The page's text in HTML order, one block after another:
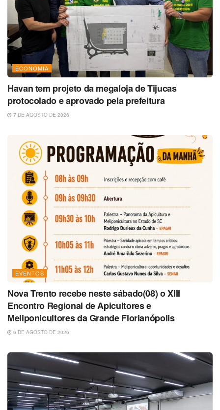
ECONOMIA
Havan tem projeto da megaloja de Tijucas
protocolado e aprovado pela prefeitura
7 DE AGOSTO DE 2026
EVENTOS
Nova Trento recebe neste sábado(08) o XIII
Encontro Regional de Apicultores e
Meliponicultores da Grande Florianópolis
6 DE AGOSTO DE 2026